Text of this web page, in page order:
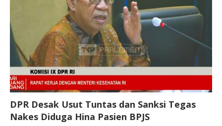
DPR Desak Usut Tuntas dan Sanksi Tegas
Nakes Diduga Hina Pasien BPJS